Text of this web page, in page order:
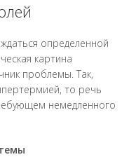
определенной
картина
проблемы. Так,
то речь
немедленного